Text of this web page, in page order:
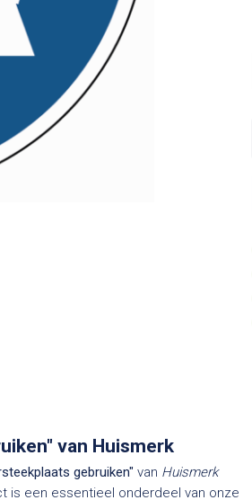
van Huismerk
gebruiken" van Huismerk
is een essentieel onderdeel van onze